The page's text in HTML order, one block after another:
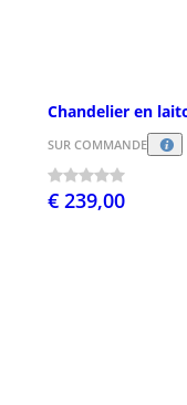
Chandelier en
SUR COMMANDE
€ 239,00